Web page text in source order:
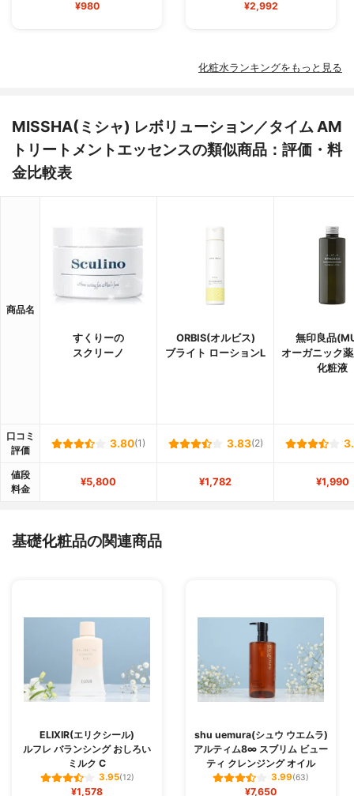
¥980 ¥2,992
化粧水ランキングをもっと見る
MISSHA(ミシャ) レボリューション／タイム AM
トリートメントエッセンスの類似商品：評価・料
金比較表
商品名
すくりーの
スクリーノ
ORBIS(オルビス)
ブライト ローションL
無印良品
オーガニック
化粧液
口コミ
評価
3.80(1) 3.83(2)
値段
料金
¥5,800 ¥1,782 ¥1,990
基礎化粧品の関連商品
ELIXIR(エリクシール)
ルフレ バランシング おしろい
ミルク C
3.95(12)
¥1,578
shu uemura(シュウ ウエムラ)
アルティム8∞ スブリム ビュー
ティ クレンジング オイル
3.99(63)
¥7,650